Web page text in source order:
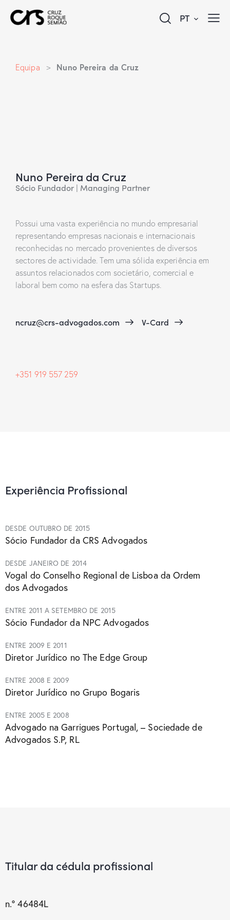
PT
Equipa > Nuno Pereira da Cruz
Nuno Pereira da Cruz
Sócio Fundador | Managing Partner
Possui uma vasta experiência no mundo empresarial
representando empresas nacionais e internacionais
reconhecidas no mercado provenientes de diversos
sectores de actividade. Tem uma sólida experiência em
assuntos relacionados com societário, comercial e
laboral bem como na esfera das Startups.
ncruz@crs-advogados.com V-Card
+351 919 557 259
Experiência Profissional
DESDE OUTUBRO DE 2015
Sócio Fundador da CRS Advogados
DESDE JANEIRO DE 2014
Vogal do Conselho Regional de Lisboa da Ordem
dos Advogados
ENTRE 2011 A SETEMBRO DE 2015
Sócio Fundador da NPC Advogados
ENTRE 2009 E 2011
Diretor Jurídico no The Edge Group
ENTRE 2008 E 2009
Diretor Jurídico no Grupo Bogaris
ENTRE 2005 E 2008
Advogado na Garrigues Portugal, – Sociedade de
Advogados S.P, RL
Titular da cédula profissional
n.º 46484L